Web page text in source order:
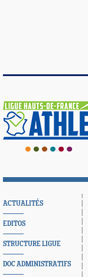
ACTUALITÉS
EDITOS
STRUCTURE LIGUE
DOC ADMINISTRATIFS